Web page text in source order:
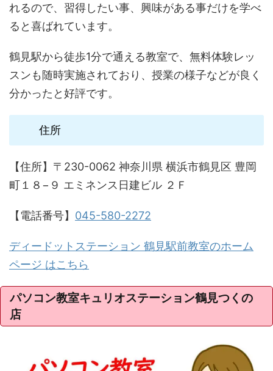
れるので、習得したい事、興味がある事だけを学べ
ると喜ばれています。
鶴見駅から徒歩1分で通える教室で、無料体験レッ
スンも随時実施されており、授業の様子などが良く
分かったと好評です。
住所
【住所】〒230-0062 神奈川県 横浜市鶴見区 豊岡
町１８−９ エミネンス日建ビル ２Ｆ
【電話番号】 045-580-2272
ディードットステーション 鶴見駅前教室のホーム
ページ はこちら
パソコン教室キュリオステーション鶴見つくの
店